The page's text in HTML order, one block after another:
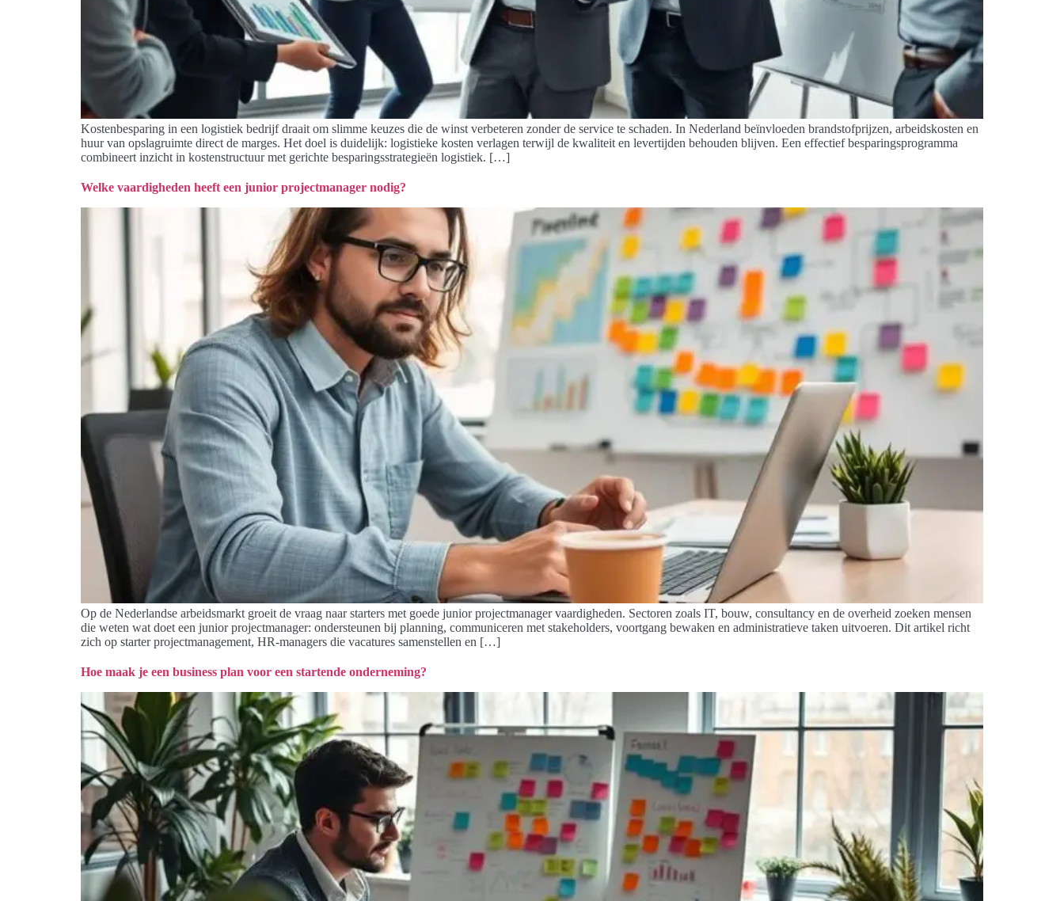
Kostenbesparing in een logistiek bedrijf draait om slimme keuzes die de winst verbeteren zonder de service te schaden. In Nederland beïnvloeden brandstofprijzen, arbeidskosten en
huur van opslagruimte direct de marges. Het doel is duidelijk: logistieke kosten verlagen terwijl de kwaliteit en levertijden behouden blijven. Een effectief besparingsprogramma
combineert inzicht in kostenstructuur met gerichte besparingsstrategieën logistiek. […]
Welke vaardigheden heeft een junior projectmanager nodig?
Op de Nederlandse arbeidsmarkt groeit de vraag naar starters met goede junior projectmanager vaardigheden. Sectoren zoals IT, bouw, consultancy en de overheid zoeken mensen
die weten wat doet een junior projectmanager: ondersteunen bij planning, communiceren met stakeholders, voortgang bewaken en administratieve taken uitvoeren. Dit artikel richt
zich op starter projectmanagement, HR-managers die vacatures samenstellen en […]
Hoe maak je een business plan voor een startende onderneming?